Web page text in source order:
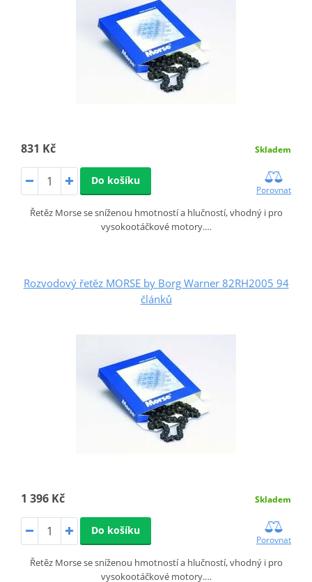
831 Kč Skladem
Do košíku
Porovnat
Řetěz Morse se sníženou hmotností a hlučností, vhodný i pro
vysokootáčkové motory.…
Rozvodový řetěz MORSE by Borg Warner 82RH2005 94
článků
1 396 Kč Skladem
Do košíku
Porovnat
Řetěz Morse se sníženou hmotností a hlučností, vhodný i pro
vysokootáčkové motory.…